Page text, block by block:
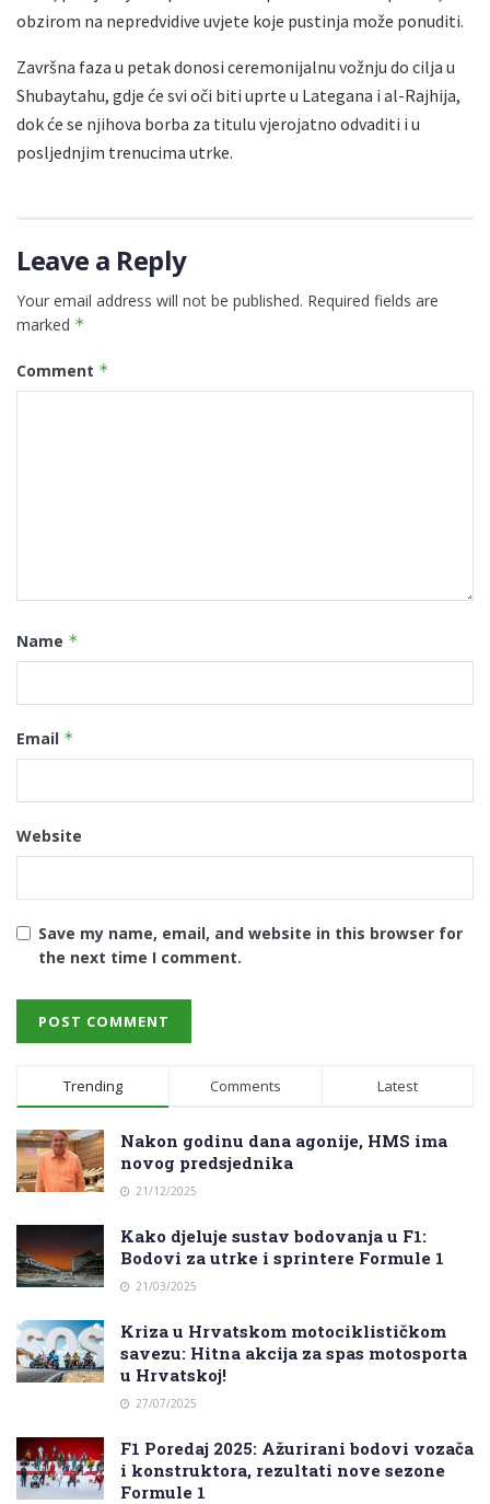
obzirom na nepredvidive uvjete koje pustinja može ponuditi.
Završna faza u petak donosi ceremonijalnu vožnju do cilja u
Shubaytahu, gdje će svi oči biti uprte u Lategana i al-Rajhija,
dok će se njihova borba za titulu vjerojatno odvaditi i u
posljednjim trenucima utrke.
Leave a Reply
Your email address will not be published. Required fields are
marked *
Comment *
Name *
Email *
Website
Save my name, email, and website in this browser for
the next time I comment.
Trending Comments Latest
Nakon godinu dana agonije, HMS ima
novog predsjednika
21/12/2025
Kako djeluje sustav bodovanja u F1:
Bodovi za utrke i sprintere Formule 1
21/03/2025
Kriza u Hrvatskom motociklističkom
savezu: Hitna akcija za spas motosporta
u Hrvatskoj!
27/07/2025
F1 Poredaj 2025: Ažurirani bodovi vozača
i konstruktora, rezultati nove sezone
Formule 1